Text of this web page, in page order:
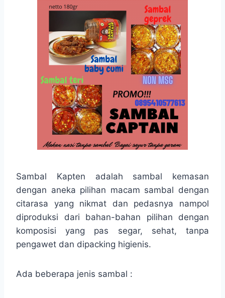
Sambal Kapten adalah sambal kemasan
dengan aneka pilihan macam sambal dengan
citarasa yang nikmat dan pedasnya nampol
diproduksi dari bahan-bahan pilihan dengan
komposisi yang pas segar, sehat, tanpa
pengawet dan dipacking higienis.
Ada beberapa jenis sambal :